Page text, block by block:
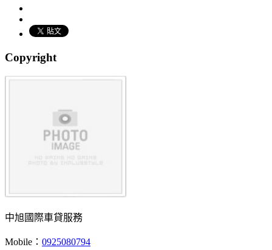
Copyright
中旭國際車貸服務
Mobile： 0925080794